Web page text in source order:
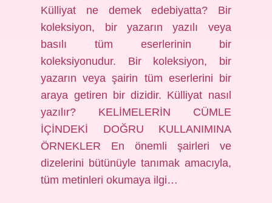
Külliyat ne demek edebiyatta? Bir
koleksiyon, bir yazarın yazılı veya
basılı tüm eserlerinin bir
koleksiyonudur. Bir koleksiyon, bir
yazarın veya şairin tüm eserlerini bir
araya getiren bir dizidir. Külliyat nasıl
yazılır? KELİMELERİN CÜMLE
İÇİNDEKİ DOĞRU KULLANIMINA
ÖRNEKLER En önemli şairleri ve
dizelerini bütünüyle tanımak amacıyla,
tüm metinleri okumaya ilgi…